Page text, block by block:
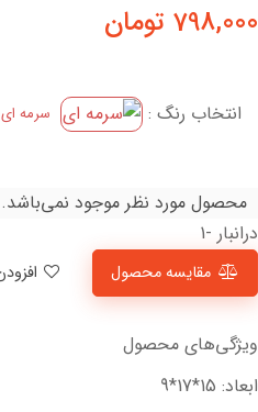
798,000 تومان
انتخاب رنگ : سرمه ای
محصول مورد نظر موجود نمی‌باشد.
درانبار -1
مقایسه محصول
ویژگی‌های محصول
ابعاد: 15*17*9